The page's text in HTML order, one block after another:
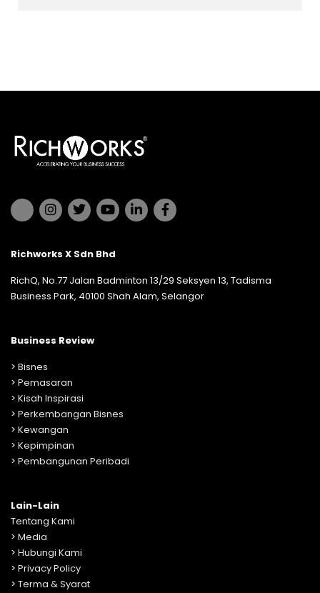
Richworks X Sdn Bhd
RichQ, No.77 Jalan Badminton 13/29 Seksyen 13, Tadisma
Business Park, 40100 Shah Alam, Selangor
Business Review
> Bisnes
> Pemasaran
> Kisah Inspirasi
> Perkembangan Bisnes
> Kewangan
> Kepimpinan
> Pembangunan Peribadi
Lain-Lain
Tentang Kami
> Media
> Hubungi Kami
> Privacy Policy
> Terma & Syarat